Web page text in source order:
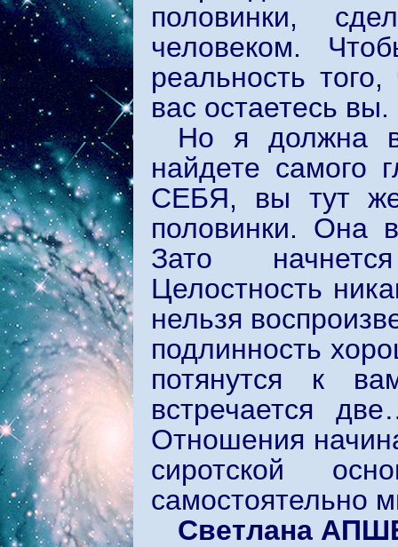
половинки,
человеком.
реальность
вас остаетесь вы.
Но я должна
найдете самого
СЕБЯ, вы тут же
половинки. Она
Зато
Целостность
нельзя
подлинность
потянутся к
встречается
Отношения
сиротской
самостоятельно
Светлана